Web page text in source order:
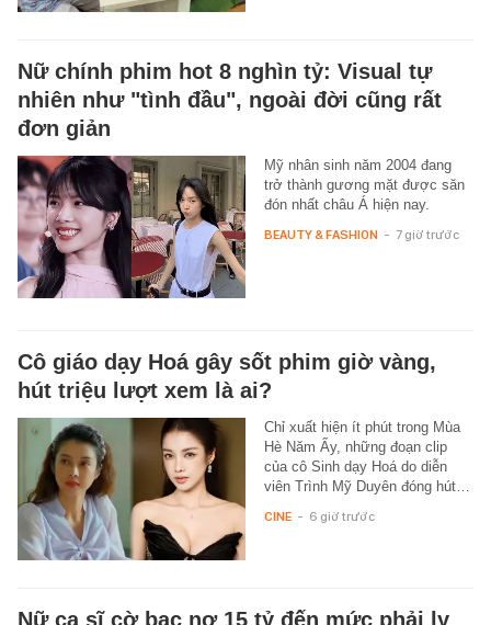
Nữ chính phim hot 8 nghìn tỷ: Visual tự
nhiên như "tình đầu", ngoài đời cũng rất
đơn giản
Mỹ nhân sinh năm 2004 đang
trở thành gương mặt được săn
đón nhất châu Á hiện nay.
BEAUTY & FASHION - 7 giờ trước
Cô giáo dạy Hoá gây sốt phim giờ vàng,
hút triệu lượt xem là ai?
Chỉ xuất hiện ít phút trong Mùa
Hè Năm Ấy, những đoạn clip
của cô Sinh dạy Hoá do diễn
viên Trình Mỹ Duyên đóng hút…
CINE - 6 giờ trước
Nữ ca sĩ cờ bạc nợ 15 tỷ đến mức phải ly